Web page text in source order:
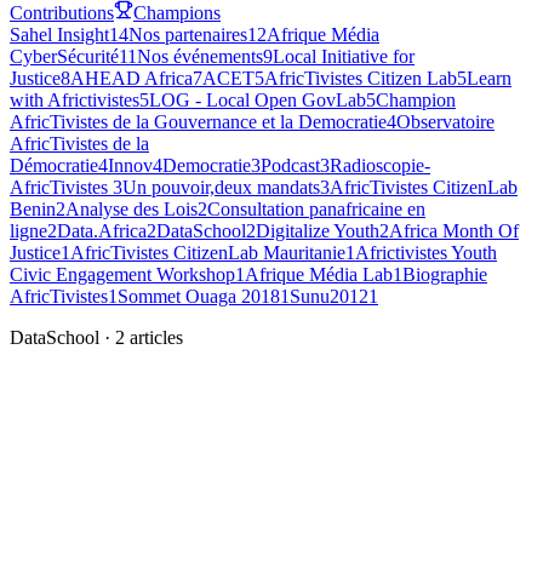
Contributions
Champions
Sahel Insight14Nos partenaires12Afrique Média
CyberSécurité11Nos événements9Local Initiative for
Justice8AHEAD Africa7ACET5AfricTivistes Citizen Lab5Learn
with Africtivistes5LOG - Local Open GovLab5Champion
AfricTivistes de la Gouvernance et la Democratie4Observatoire
AfricTivistes de la
Démocratie4Innov4Democratie3Podcast3Radioscopie-
AfricTivistes 3Un pouvoir,deux mandats3AfricTivistes CitizenLab
Benin2Analyse des Lois2Consultation panafricaine en
ligne2Data.Africa2DataSchool2Digitalize Youth2Africa Month Of
Justice1 AfricTivistes CitizenLab Mauritanie1 Africtivistes Youth
Civic Engagement Workshop1 Afrique Média Lab1Biographie
AfricTivistes1 Sommet Ouaga 20181 Sunu20121
DataSchool · 2 articles